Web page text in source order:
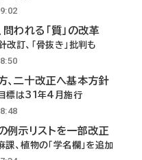
問われる「質」の改革
改訂、「骨抜き」批判も
、二十改正へ基本方針
標は31年4月施行
例示リストを一部改正
課、植物の「学名欄」を追加